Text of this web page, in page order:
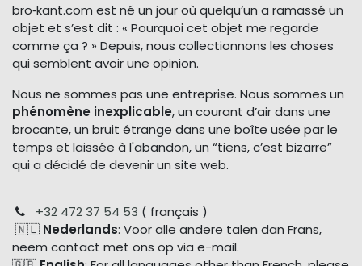
bro‑kant.com est né un jour où quelqu’un a ramassé un
objet et s’est dit : « Pourquoi cet objet me regarde
comme ça ? » Depuis, nous collectionnons les choses
qui semblent avoir une opinion.
Nous ne sommes pas une entreprise. Nous sommes un
phénomène inexplicable, un courant d’air dans une
brocante, un bruit étrange dans une boîte usée par le
temps et laissée à l'abandon, un “tiens, c’est bizarre”
qui a décidé de devenir un site web.
+32 472 37 54 53 ( français )
🇳🇱 Nederlands: Voor alle andere talen dan Frans,
neem contact met ons op via e-mail.